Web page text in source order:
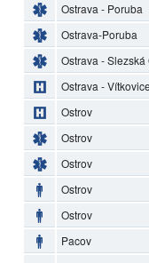
Ostrava - Poruba
Ostrava-Poruba
Ostrava - Slezská
Ostrava -
Ostrov
Ostrov
Ostrov
Ostrov
Ostrov
Pacov